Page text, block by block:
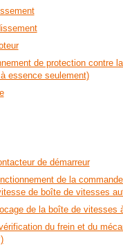
de protection contre
essence seulement)
de démarreur
de la
de boîte de vitesses
de la boîte de vitesses
du frein et du